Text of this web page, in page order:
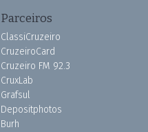
Parceiros
ClassiCruzeiro
CruzeiroCard
Cruzeiro FM 92.3
CruxLab
Grafsul
Depositphotos
Burh